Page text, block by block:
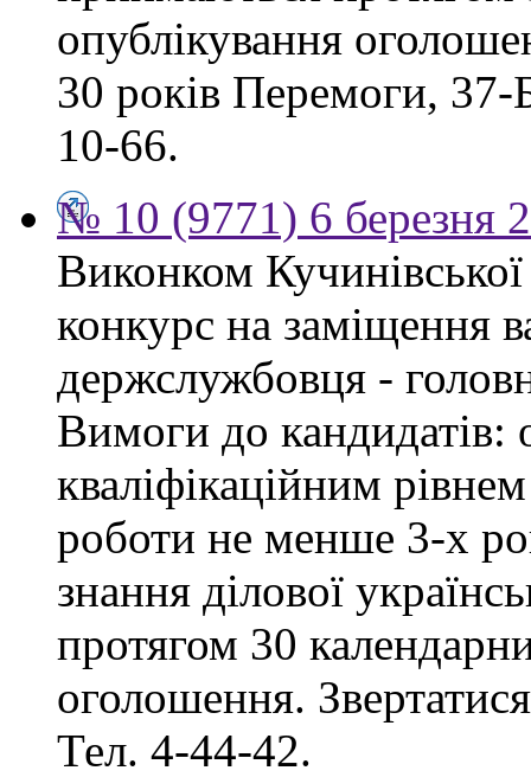
опублікування
30 років Перемоги,
10-66.
№ 10 (9771) 6 березня
Виконком
конкурс на заміщення
держслужбовця -
Вимоги до кандидатів:
кваліфікаційним
роботи не менше 3-х
знання ділової
протягом 30
оголошення.
Тел. 4-44-42.